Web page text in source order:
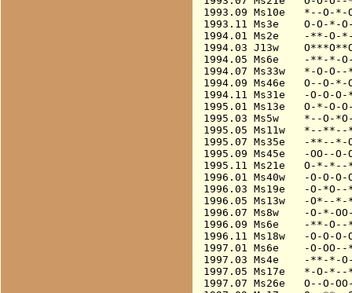
1993.09 Ms10e   *--O-*-
1993.11 Ms3e    O-O-*-
1994.01 Ms2e    -**-O-
1994.03 J13w
1994.05 Ms6e    -**-*-
1994.07 Ms33w   *-O-
1994.09 Ms46e   O--O-*-
1994.11 Ms31e   -O-O-
1995.01 Ms13e   O-*-O-
1995.03 Ms5w    *--O-
1995.05 Ms11w   *--
1995.07 Ms35e   -**--*-
1995.09 Ms45e   -OO--
1995.11 Ms21e   O-*-
1996.01 Ms40w   -O-O-
1996.03 Ms19e   -O-
1996.05 Ms13w   -O*--*-
1996.07 Ms8w    -O-*-
1996.09 Ms6e    -**-
1996.11 Ms18w   -O-O-
1997.01 Ms6e    -O-
1997.03 Ms4e    -**-*-
1997.05 Ms17e   *-O-
1997.07 Ms26e   O--O-